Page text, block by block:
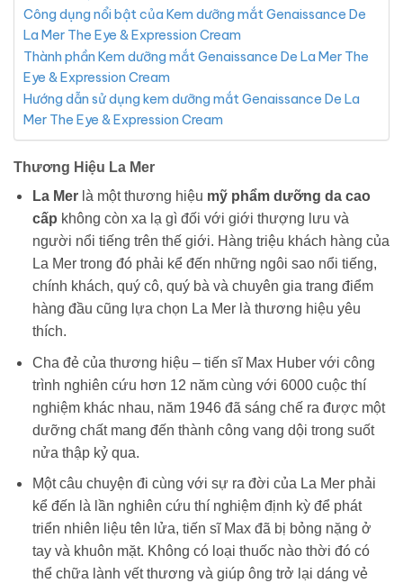
Công dụng nổi bật của Kem dưỡng mắt Genaissance De
La Mer The Eye & Expression Cream
Thành phần Kem dưỡng mắt Genaissance De La Mer The
Eye & Expression Cream
Hướng dẫn sử dụng kem dưỡng mắt Genaissance De La
Mer The Eye & Expression Cream
Thương Hiệu La Mer
La Merlà một thương hiệu mỹ phẩm dưỡng da cao
cấp không còn xa lạ gì đối với giới thượng lưu và
người nổi tiếng trên thế giới. Hàng triệu khách hàng của
La Mer trong đó phải kể đến những ngôi sao nổi tiếng,
chính khách, quý cô, quý bà và chuyên gia trang điểm
hàng đầu cũng lựa chọn La Mer là thương hiệu yêu
thích.
Cha đẻ của thương hiệu – tiến sĩ Max Huber với công
trình nghiên cứu hơn 12 năm cùng với 6000 cuộc thí
nghiệm khác nhau, năm 1946 đã sáng chế ra được một
dưỡng chất mang đến thành công vang dội trong suốt
nửa thập kỷ qua.
Một câu chuyện đi cùng với sự ra đời của La Mer phải
kể đến là lần nghiên cứu thí nghiệm định kỳ để phát
triển nhiên liệu tên lửa, tiến sĩ Max đã bị bỏng nặng ở
tay và khuôn mặt. Không có loại thuốc nào thời đó có
thể chữa lành vết thương và giúp ông trở lại dáng vẻ